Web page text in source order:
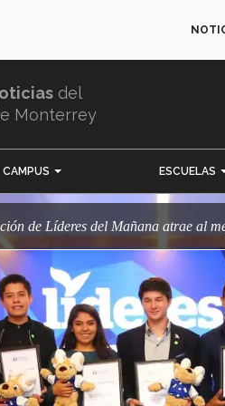
del
Monterrey
CAMPUS ESCUELAS
de Líderes del Mañana atrae al